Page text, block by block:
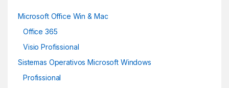
Microsoft Office Win & Mac
Office 365
Visio Profissional
Sistemas Operativos Microsoft Windows
Profissional